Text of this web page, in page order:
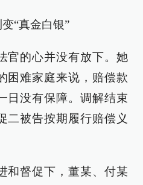
“真金白银”
官的心并没有放下。她
困难家庭来说，赔偿款
日没有保障。调解结束
二被告按期履行赔偿义
和督促下，董某、付某